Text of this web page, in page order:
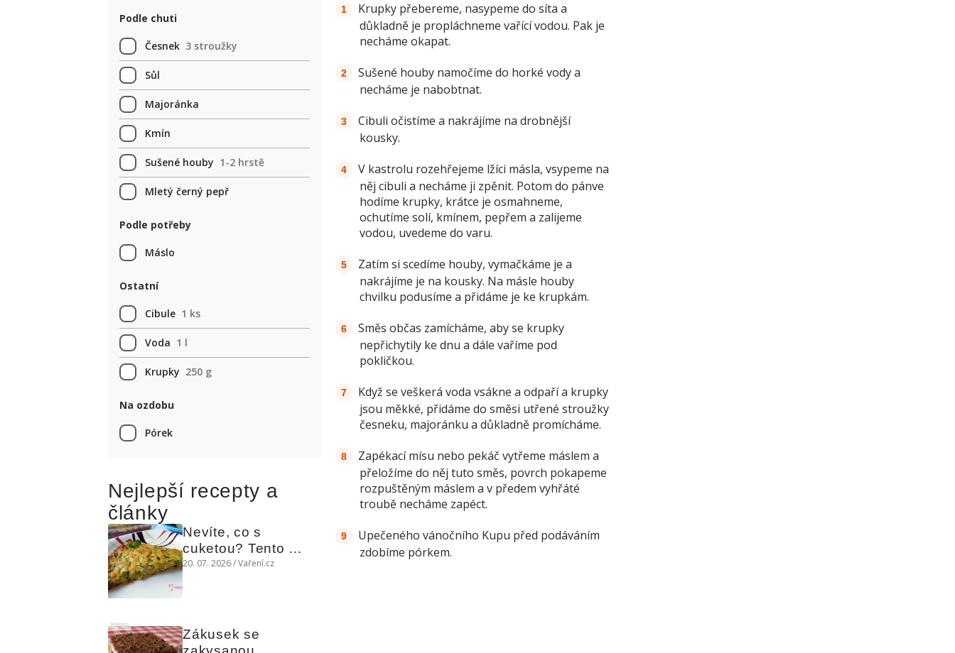
Podle chuti
Česnek 3 stroužky
Sůl
Majoránka
Kmín
Sušené houby 1-2 hrstě
Mletý černý pepř
Podle potřeby
Máslo
Ostatní
Cibule 1 ks
Voda 1 l
Krupky 250 g
Na ozdobu
Pórek
Nejlepší recepty a
články
Nevíte, co s
cuketou? Tento
levný slaný koláč
20. 07. 2026 / Vaření.cz
Reklama
Zákusek se
Krupky přebereme, nasypeme do síta a
důkladně je propláchneme vařící vodou. Pak je
necháme okapat.
Sušené houby namočíme do horké vody a
necháme je nabobtnat.
Cibuli očistíme a nakrájíme na drobnější
kousky.
V kastrolu rozehřejeme lžíci másla, vsypeme na
něj cibuli a necháme ji zpěnit. Potom do pánve
hodíme krupky, krátce je osmahneme,
ochutíme solí, kmínem, pepřem a zalijeme
vodou, uvedeme do varu.
Zatím si scedíme houby, vymačkáme je a
nakrájíme je na kousky. Na másle houby
chvilku podusíme a přidáme je ke krupkám.
Směs občas zamícháme, aby se krupky
nepřichytily ke dnu a dále vaříme pod
pokličkou.
Když se veškerá voda vsákne a odpaří a krupky
jsou měkké, přidáme do směsi utřené stroužky
česneku, majoránku a důkladně promícháme.
Zapékací mísu nebo pekáč vytřeme máslem a
přeložíme do něj tuto směs, povrch pokapeme
rozpuštěným máslem a v předem vyhřáté
troubě necháme zapéct.
Upečeného vánočního Kupu před podáváním
zdobíme pórkem.